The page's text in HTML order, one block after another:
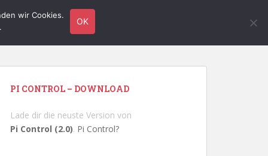
TUTORIALS HARDWARE
PI CONTROL – DOWNLOAD
Lade dir die neuste Version von
Pi Control (2.0). Pi Control?
wir Cookies.
OK